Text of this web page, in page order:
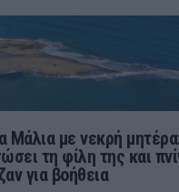
Μάλια με νεκρή
τη φίλη της και
για βοήθεια